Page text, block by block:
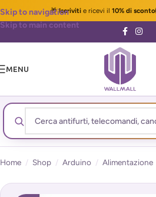
🎁Iscrivitie ricevi il 10% di sconto
Skip to navigation
Skip to main content
MENU
Home / Shop / Arduino / Alimentazione